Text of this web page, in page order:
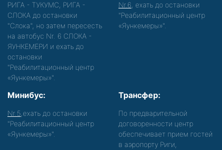
РИГА - ТУКУМС, РИГА -
СЛОКА до остановки
"Слока", но затем пересесть
на автобус Nr. 6 СЛОКА -
ЯУНКЕМЕРИ и ехать до
остановки
"Реабилитационный центр
«Яункемеры»".
Nr.6 , ехать до остановки
"Реабилитационный центр
«Яункемеры»".
Минибус:
Nr.5 ,ехать до остановки
"Реабилитационный центр
«Яункемеры»".
Трансфер:
По предварительной
договоренности центр
обеспечивает прием гостей
в аэропорту Риги,